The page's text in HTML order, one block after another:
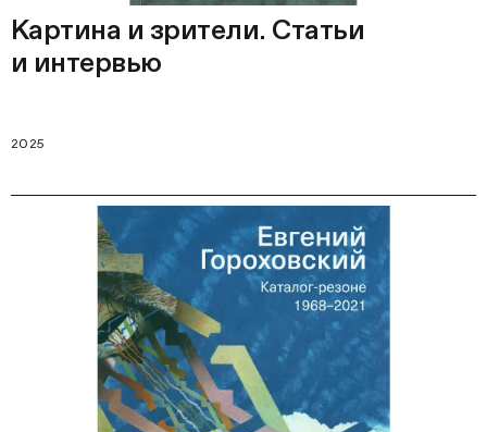
Картина и зрители. Статьи
и интервью
2025